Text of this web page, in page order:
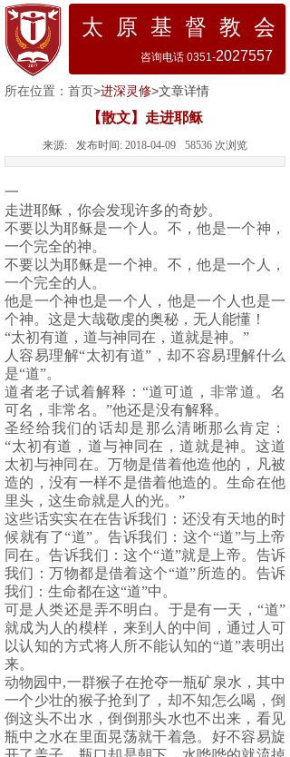
太 原 基 督 教 会
咨询电话 0351-2027557
所在位置： 首页>进深灵修>文章详情
【散文】走进耶稣
来源: 发布时间: 2018-04-09 58536 次浏览
一
走进耶稣，你会发现许多的奇妙。
不要以为耶稣是一个人。不，他是一个神，
一个完全的神。
不要以为耶稣是一个神。不，他是一个人，
一个完全的人。
他是一个神也是一个人，他是一个人也是一
个神。这是大哉敬虔的奥秘，无人能懂！
“太初有道，道与神同在，道就是神。”
人容易理解“太初有道”，却不容易理解什么
是“道”。
道者老子试着解释：“道可道，非常道。名
可名，非常名。”他还是没有解释。
圣经给我们的话却是那么清晰那么肯定：
“太初有道，道与神同在，道就是神。这道
太初与神同在。万物是借着他造他的，凡被
造的，没有一样不是借着他造的。生命在他
里头，这生命就是人的光。”
这些话实实在在告诉我们：还没有天地的时
候就有了“道”。告诉我们：这个“道”与上帝
同在。告诉我们：这个“道”就是上帝。告诉
我们：万物都是借着这个“道”所造的。告诉
我们：生命都在这“道”中。
可是人类还是弄不明白。于是有一天，“道”
就成为人的模样，来到人的中间，通过人可
以认知的方式将人所不能认知的“道”表明出
来。
动物园中,一群猴子在抢夺一瓶矿泉水，其中
一个少壮的猴子抢到了，却不知怎么喝，倒
倒这头不出水，倒倒那头水也不出来，看见
瓶中之水在里面晃荡就干着急。好不容易旋